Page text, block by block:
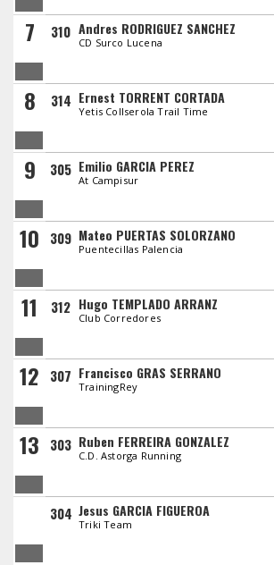
7 310 Andres RODRIGUEZ SANCHEZ
CD Surco Lucena
8 314 Ernest TORRENT CORTADA
Yetis Collserola Trail Time
9 305 Emilio GARCIA PEREZ
At Campisur
10 309 Mateo PUERTAS SOLORZANO
Puentecillas Palencia
11 312 Hugo TEMPLADO ARRANZ
Club Corredores
12 307 Francisco GRAS SERRANO
TrainingRey
13 303 Ruben FERREIRA GONZALEZ
C.D. Astorga Running
304 Jesus GARCIA FIGUEROA
Triki Team